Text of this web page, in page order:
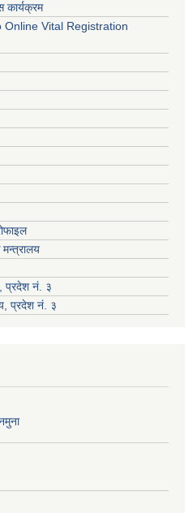
कार्यक्रम
Online Vital Registration
मन्त्रालय
प्रदेश नं. ३
प्रदेश नं. ३